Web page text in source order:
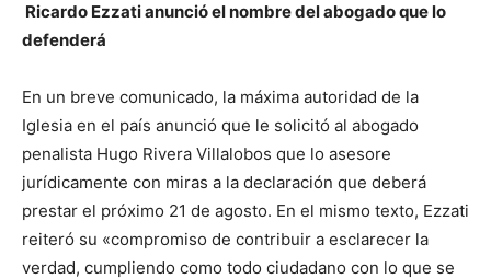
Ricardo Ezzati anunció el nombre del abogado que lo
defenderá
En un breve comunicado, la máxima autoridad de la
Iglesia en el país anunció que le solicitó al abogado
penalista Hugo Rivera Villalobos que lo asesore
jurídicamente con miras a la declaración que deberá
prestar el próximo 21 de agosto. En el mismo texto, Ezzati
reiteró su «compromiso de contribuir a esclarecer la
verdad, cumpliendo como todo ciudadano con lo que se